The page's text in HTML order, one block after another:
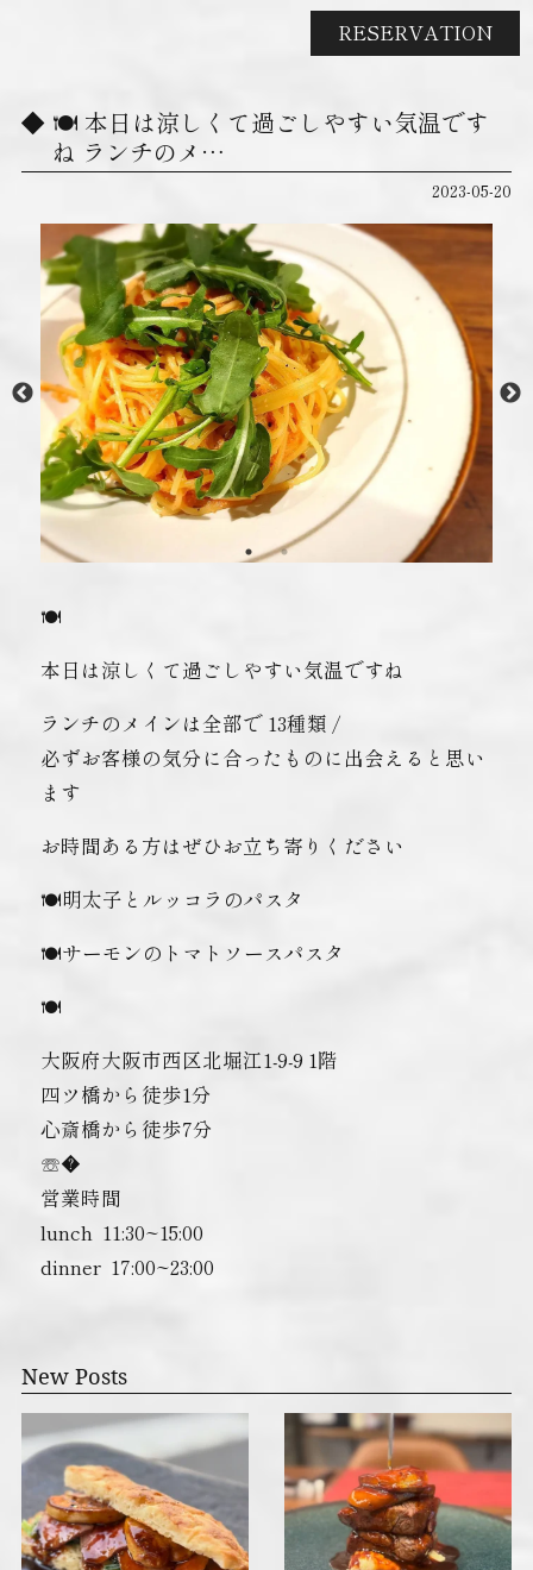
RESERVATION
🍽 本日は涼しくて過ごしやすい気温です
ね️ ランチのメ…
2023-05-20
🍽
本日は涼しくて過ごしやすい気温ですね️
ランチのメインは全部で 13種類 /
必ずお客様の気分に合ったものに出会えると思い
ます
お時間ある方はぜひお立ち寄りください
🍽明太子とルッコラのパスタ
🍽サーモンのトマトソースパスタ
🍽
大阪府大阪市西区北堀江1-9-9 1階
四ツ橋から徒歩1分
心斎橋から徒歩7分
☏�
営業時間
lunch ︎ 11:30~15:00
dinner ︎ 17:00~23:00
New Posts